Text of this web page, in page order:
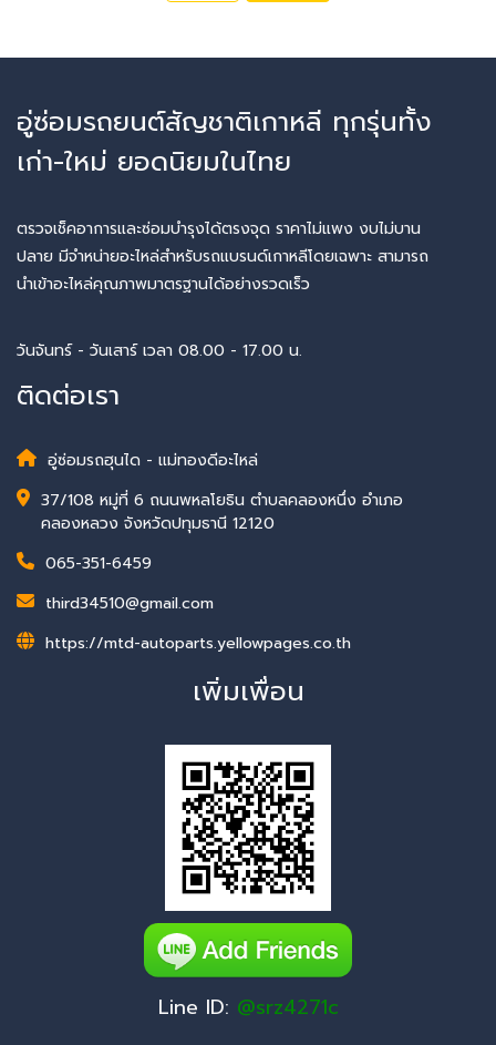
อู่ซ่อมรถยนต์สัญชาติเกาหลี ทุกรุ่นทั้ง
เก่า-ใหม่ ยอดนิยมในไทย
ตรวจเช็คอาการและซ่อมบำรุงได้ตรงจุด ราคาไม่แพง งบไม่บาน
ปลาย มีจำหน่ายอะไหล่สำหรับรถแบรนด์เกาหลีโดยเฉพาะ สามารถ
นำเข้าอะไหล่คุณภาพมาตรฐานได้อย่างรวดเร็ว
วันจันทร์ - วันเสาร์ เวลา 08.00 - 17.00 น.
ติดต่อเรา
อู่ซ่อมรถฮุนได - แม่ทองดีอะไหล่
37/108 หมู่ที่ 6 ถนนพหลโยธิน ตำบลคลองหนึ่ง อำเภอ
คลองหลวง จังหวัดปทุมธานี 12120
065-351-6459
third34510@gmail.com
https://mtd-autoparts.yellowpages.co.th
เพิ่มเพื่อน
Line ID: @srz4271c